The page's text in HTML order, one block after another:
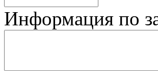
Информация по